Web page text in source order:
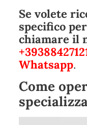
Se volete
specifico
chiamare il
Whatsapp.
Come